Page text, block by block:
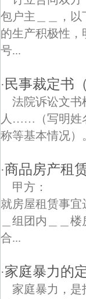
包户主＿＿，
的生产积极性
号...
· 民事裁定书
法院诉讼
人……（写明姓
称等基本情况
·商品房产租
甲方：
就房屋租赁事
＿组团内＿＿
合...
·家庭暴力的
家庭暴力，